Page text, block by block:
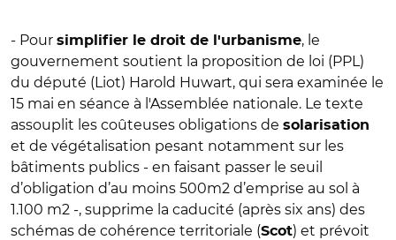
- Pour simplifier le droit de l'urbanisme, le
gouvernement soutient la proposition de loi (PPL)
du député (Liot) Harold Huwart, qui sera examinée le
15 mai en séance à l'Assemblée nationale. Le texte
assouplit les coûteuses obligations de solarisation
et de végétalisation pesant notamment sur les
bâtiments publics - en faisant passer le seuil
d’obligation d’au moins 500m2 d’emprise au sol à
1.100 m2 -, supprime la caducité (après six ans) des
schémas de cohérence territoriale (Scot) et prévoit